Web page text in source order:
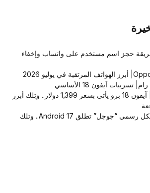
طريقة حجز اسم مستخدم على واتساب وإخفاء
ارتفاع في السعر| آيفون 18 برو يأتي بسعر 1,399 دولار.. وتِلك أبرز
لأجهزة Pixel| بشكل رسمي “جوجل” تطلق Android 17.. وتلك